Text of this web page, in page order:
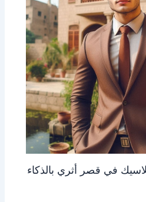
في قصر أثري بالذكاء